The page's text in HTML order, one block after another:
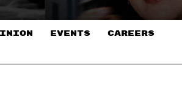
EVENTS CAREERS